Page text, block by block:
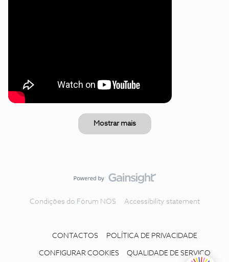
Mostrar mais
Condições do Fórum NOS Accessibility statement
CONTACTOS POLÍTICA DE PRIVACIDADE
CONFIGURAR COOKIES QUALIDADE DE SERVIÇO